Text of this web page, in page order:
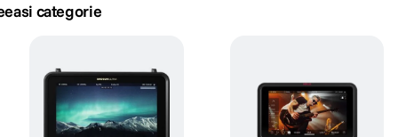
categorie